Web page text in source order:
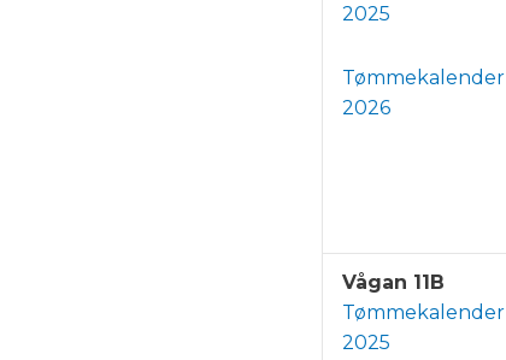
2025
Tømmekalender
2026
Vågan 11B
Tømmekalender
2025